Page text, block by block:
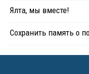
Ялта, мы вместе!
Сохранить память о